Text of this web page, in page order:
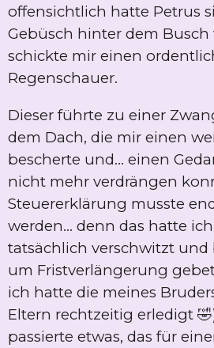
offensichtlich hatte Petrus
Gebüsch hinter dem
schickte mir einen
Regenschauer.
Dieser führte zu einer
dem Dach, die mir einen
bescherte und... einen
nicht mehr verdrängen
Steuererklärung musste
werden... denn das hatte
tatsächlich verschwitzt
um Fristverlängerung
ich hatte die meines
Eltern rechtzeitig erledigt
passierte etwas, das für